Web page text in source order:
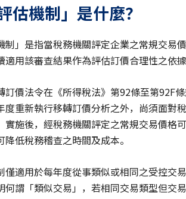
估機制」是什麼？
制」是指當稅務機關評定企業之常規交
適用該審查結果作為評估訂價合理性之依
訂價法令在《所得稅法》第92條至第92F
度重新執行移轉訂價分析之外，尚須面對
實施後，經稅務機關評定之常規交易價格
降低稅務稽查之時間及成本。
僅適用於每年度從事類似或相同之受控交
何謂「類似交易」，若相同交易類型但交